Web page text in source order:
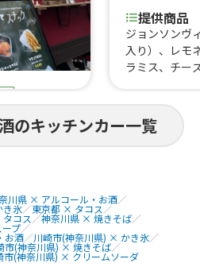
ーツ、豚
ナック、か
、唐揚げ、le
、つくねカ
提供商品
ジョンソンヴ
入り）、レモ
ラミス、チー
すじ煮込み、
重、はらみ
牛タン串、
にわ黒牛ステ
焼肉丼、大阪
美人カステラ
0個、チュロ
ーク焼きそ
のキッチンカー一覧
川県 × アルコール・お酒／
氷／東京都 × タコス ／
コス／神奈川県 × 焼きそば／
プ／
お酒／川崎市(神奈川県) × かき氷／
市(神奈川県) × 焼きそば／
市(神奈川県) × クリームソーダ